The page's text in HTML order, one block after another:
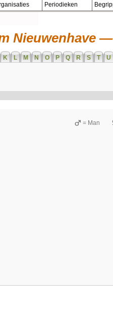
Periodieken
Nieuwenhave
K L M N O P Q R S T
U
= Man